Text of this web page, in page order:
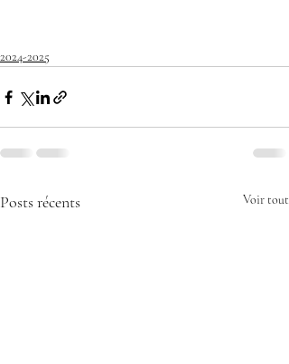
2024-2025
Posts récents Voir tout